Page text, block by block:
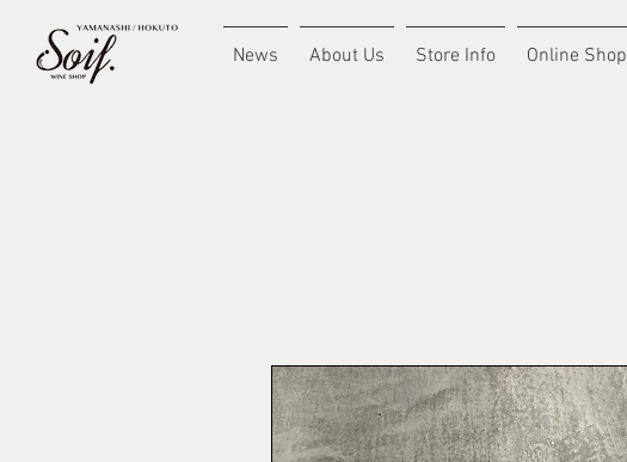
News About Us Store Info Online Shop